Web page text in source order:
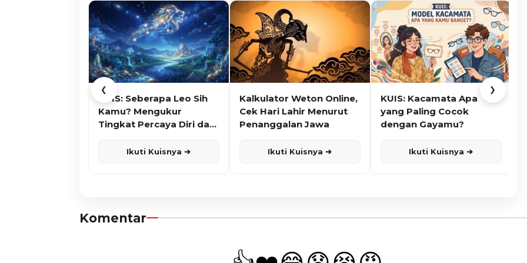
❮
KUIS: Seberapa Leo Sih
Kamu? Mengukur
Tingkat Percaya Diri dan
Ikuti Kuisnya ➔
Kalkulator Weton Online,
Cek Hari Lahir Menurut
Penanggalan Jawa
Ikuti Kuisnya ➔
KUIS: Kacamata Apa
yang Paling Cocok
dengan Gayamu?
Ikuti Kuisnya ➔
❯
Komentar